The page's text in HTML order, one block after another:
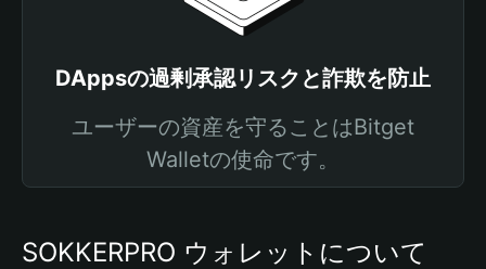
DAppsの過剰承認リスクと詐欺を防止
ユーザーの資産を守ることはBitget
Walletの使命です。
SOKKERPRO ウォレットについて